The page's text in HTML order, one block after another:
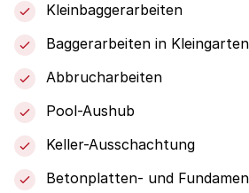
Kleinbaggerarbeiten
Baggerarbeiten in
Abbrucharbeiten
Pool-Aushub
Keller-Ausschachtung
Betonplatten- und